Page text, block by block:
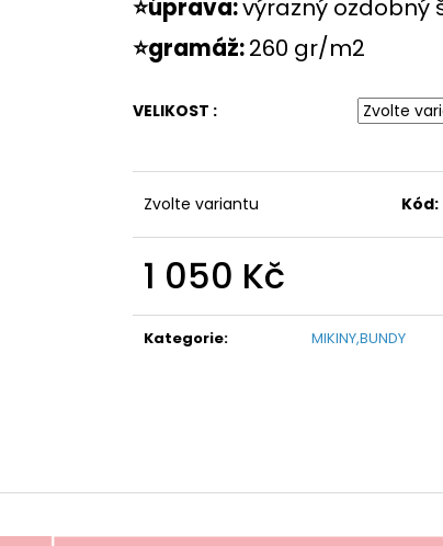
⭐úprava:výrazný ozdobný
⭐gramáž:260 gr/m2
VELIKOST :
Zvolte variantu Kód:
1 050 Kč
cena:
Kategorie: MIKINY,BUNDY